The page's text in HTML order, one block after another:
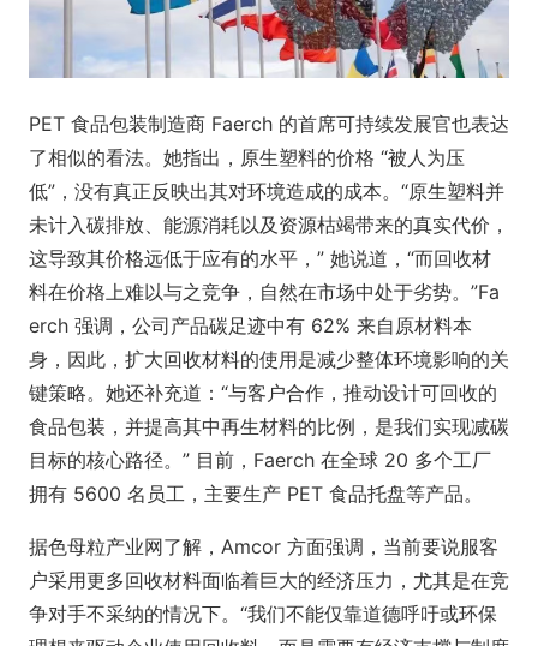
PET 食品包装制造商 Faerch 的首席可持续发展官也表达
了相似的看法。她指出，原生塑料的价格 “被人为压
低”，没有真正反映出其对环境造成的成本。“原生塑料并
未计入碳排放、能源消耗以及资源枯竭带来的真实代价，
这导致其价格远低于应有的水平，” 她说道，“而回收材
料在价格上难以与之竞争，自然在市场中处于劣势。”Fa
erch 强调，公司产品碳足迹中有 62% 来自原材料本
身，因此，扩大回收材料的使用是减少整体环境影响的关
键策略。她还补充道：“与客户合作，推动设计可回收的
食品包装，并提高其中再生材料的比例，是我们实现减碳
目标的核心路径。” 目前，Faerch 在全球 20 多个工厂
拥有 5600 名员工，主要生产 PET 食品托盘等产品。
据色母粒产业网了解，Amcor 方面强调，当前要说服客
户采用更多回收材料面临着巨大的经济压力，尤其是在竞
争对手不采纳的情况下。“我们不能仅靠道德呼吁或环保